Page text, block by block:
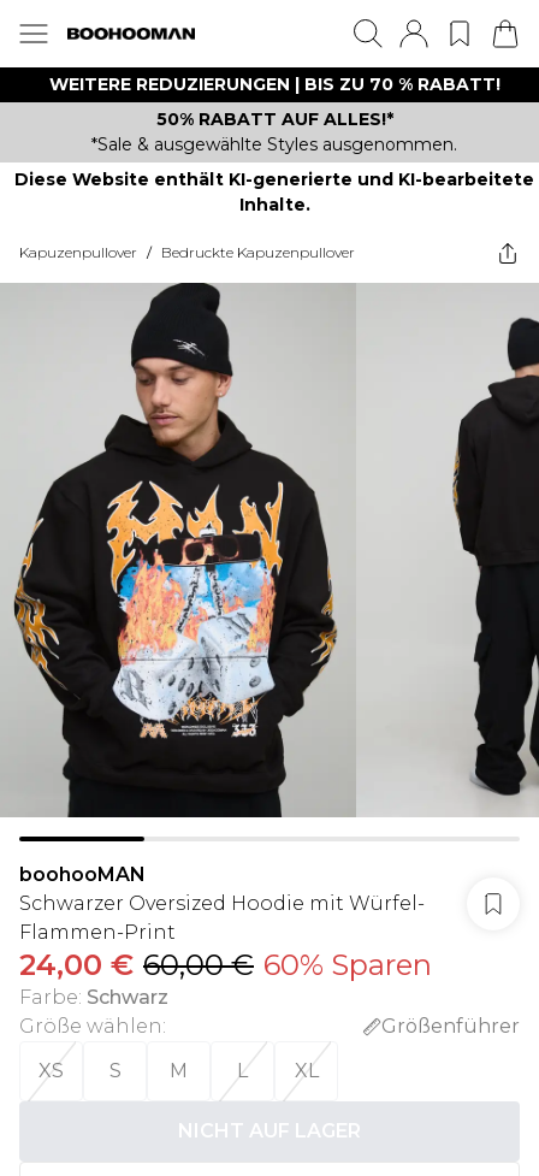
WEITERE REDUZIERUNGEN | BIS ZU 70 % RABATT!
50% RABATT AUF ALLES!*
*Sale & ausgewählte Styles ausgenommen.
Diese Website enthält KI-generierte und KI-bearbeitete
Inhalte.
Kapuzenpullover / Bedruckte Kapuzenpullover
boohooMAN
Schwarzer Oversized Hoodie mit Würfel-
Flammen-Print
24,00 € 60,00 € 60% Sparen
Farbe: Schwarz
Größe wählen:
Größenführer
XS
S M L XL
NICHT AUF LAGER